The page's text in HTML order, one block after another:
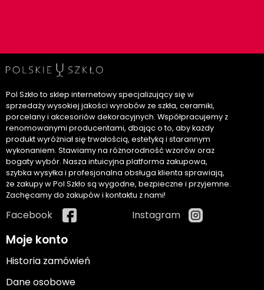
Pol Szkło to sklep internetowy specjalizujący się w
sprzedaży wysokiej jakości wyrobów ze szkła, ceramiki,
porcelany i akcesoriów dekoracyjnych. Współpracujemy z
renomowanymi producentami, dbając o to, aby każdy
produkt wyróżniał się trwałością, estetyką i starannym
wykonaniem. Stawiamy na różnorodność wzorów oraz
bogaty wybór. Nasza intuicyjna platforma zakupowa,
szybka wysyłka i profesjonalna obsługa klienta sprawiają,
że zakupy w Pol Szkło są wygodne, bezpieczne i przyjemne.
Zachęcamy do zakupów i kontaktu z nami!
Facebook Instagram
Moje konto
Historia zamówień
Dane osobowe